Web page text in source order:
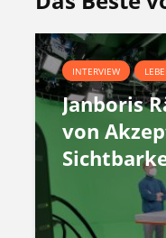
INTERVIEW
Janboris
von